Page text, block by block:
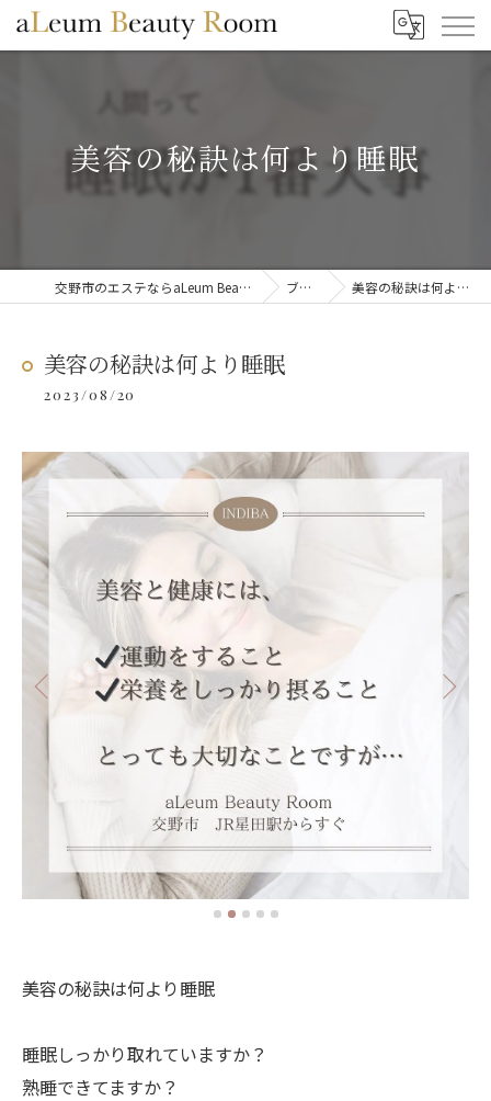
美容の秘訣は何より睡眠
交野市のエステならaLeum Beauty Room ブログ 美容の秘訣は何より睡眠
美容の秘訣は何より睡眠
2023/08/20
美容の秘訣は何より睡眠
睡眠しっかり取れていますか？
熟睡できてますか？